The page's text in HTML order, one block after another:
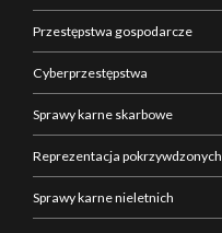
Przestępstwa gospodarcze
Cyberprzestępstwa
Sprawy karne skarbowe
Reprezentacja pokrzywdzonych
Sprawy karne nieletnich